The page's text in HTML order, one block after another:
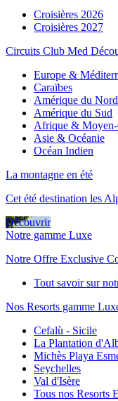
Croisières 2026
Croisières 2027
Circuits Club Med
Europe &
Caraïbes
Amérique du
Amérique du Sud
Afrique &
Asie & Océanie
Océan Indien
La montagne en été
Cet été destination les
Découvrir
Notre gamme Luxe
Notre Offre Exclusive
Tout savoir sur
Nos Resorts gamme
Cefalù - Sicile
La Plantation
Michès Playa
Seychelles
Val d'Isère
Tous nos Resorts